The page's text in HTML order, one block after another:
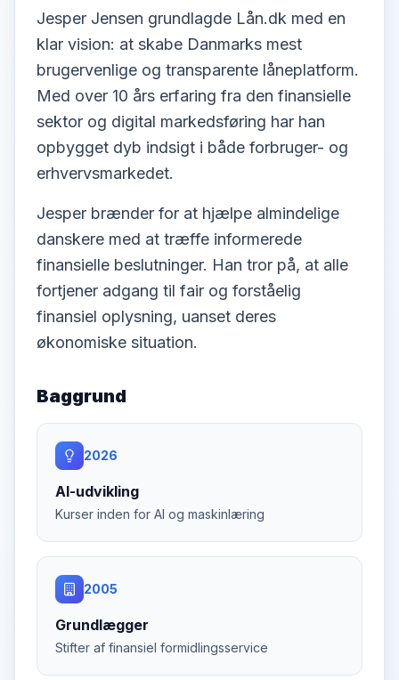
Jesper Jensen grundlagde Lån.dk med en
klar vision: at skabe Danmarks mest
brugervenlige og transparente låneplatform.
Med over 10 års erfaring fra den finansielle
sektor og digital markedsføring har han
opbygget dyb indsigt i både forbruger- og
erhvervsmarkedet.
Jesper brænder for at hjælpe almindelige
danskere med at træffe informerede
finansielle beslutninger. Han tror på, at alle
fortjener adgang til fair og forståelig
finansiel oplysning, uanset deres
økonomiske situation.
Baggrund
2026
AI-udvikling
Kurser inden for AI og maskinlæring
2005
Grundlægger
Stifter af finansiel formidlingsservice